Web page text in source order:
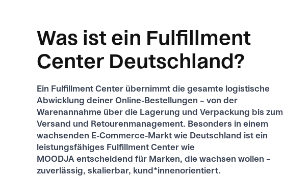
Was ist ein Fulfillment
Center Deutschland?
Ein Fulfillment Center übernimmt die gesamte logistische
Abwicklung deiner Online-Bestellungen – von der
Warenannahme über die Lagerung und Verpackung bis zum
Versand und Retourenmanagement. Besonders in einem
wachsenden E-Commerce-Markt wie Deutschland ist ein
leistungsfähiges Fulfillment Center wie
MOODJA entscheidend für Marken, die wachsen wollen –
zuverlässig, skalierbar, kund*innenorientiert.